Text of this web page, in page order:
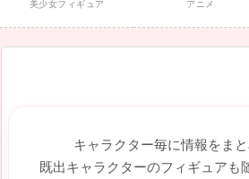
美少女フィギュア アニメ
キャラクター毎に情報をまと
既出キャラクターのフィギュアも